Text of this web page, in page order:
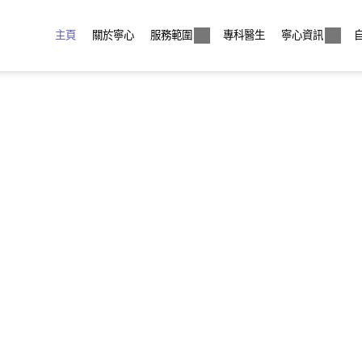
主頁 關於寧心 服務範圍 專科醫生 寧心資訊